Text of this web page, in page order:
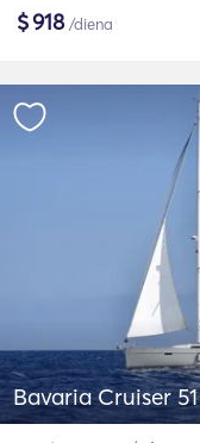
$918/diena
Bavaria Cruiser 51